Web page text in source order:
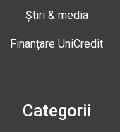
Știri & media
Finanțare UniCredit
Categorii